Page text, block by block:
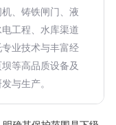
、铸铁闸门、液
工程、水库渠道
业技术与丰富经
等高品质设备及
与生产。